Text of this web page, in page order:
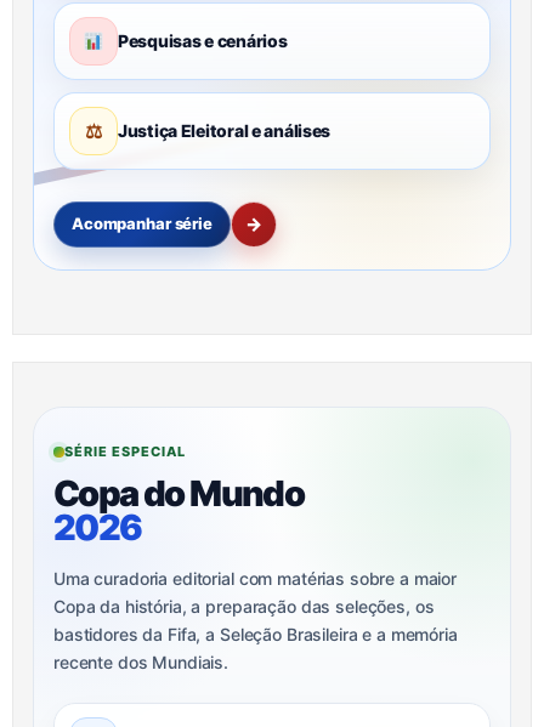
Pesquisas e cenários
⚖ Justiça Eleitoral e análises
Acompanhar série →
SÉRIE ESPECIAL
Copa do Mundo
2026
Uma curadoria editorial com matérias sobre a maior
Copa da história, a preparação das seleções, os
bastidores da Fifa, a Seleção Brasileira e a memória
recente dos Mundiais.